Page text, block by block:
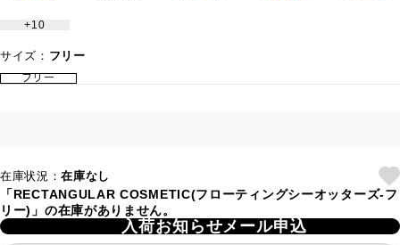
10
サイズ： フリー
フリー
在庫状況：在庫なし
「RECTANGULAR COSMETIC(フローティングシーオッターズ-フ
リー)」の在庫がありません。
入荷お知らせメール申込